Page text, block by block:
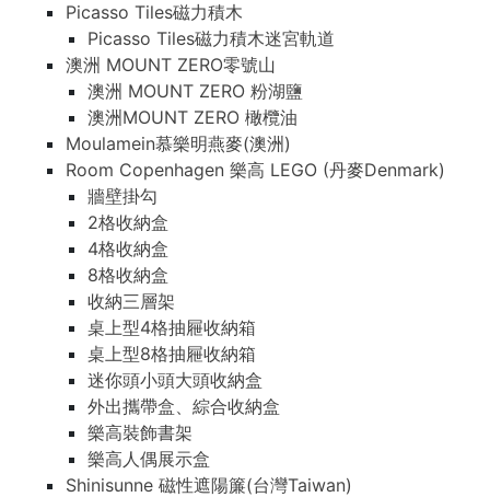
Picasso Tiles磁力積木
Picasso Tiles磁力積木迷宮軌道
澳洲 MOUNT ZERO零號山
澳洲 MOUNT ZERO 粉湖鹽
澳洲MOUNT ZERO 橄欖油
Moulamein慕樂明燕麥(澳洲)
Room Copenhagen 樂高 LEGO (丹麥Denmark)
牆壁掛勾
2格收納盒
4格收納盒
8格收納盒
收納三層架
桌上型4格抽屜收納箱
桌上型8格抽屜收納箱
迷你頭小頭大頭收納盒
外出攜帶盒、綜合收納盒
樂高裝飾書架
樂高人偶展示盒
Shinisunne 磁性遮陽簾(台灣Taiwan)